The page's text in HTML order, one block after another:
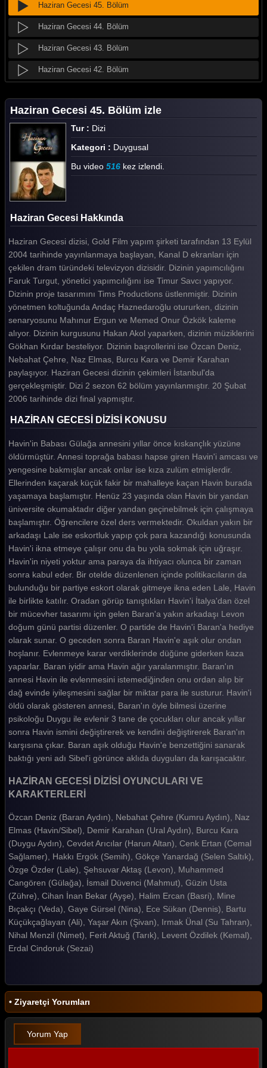
Haziran Gecesi 45. Bölüm
Haziran Gecesi 44. Bölüm
Haziran Gecesi 43. Bölüm
Haziran Gecesi 42. Bölüm
Haziran Gecesi 40. Bölüm
Haziran Gecesi 39. Bölüm
Haziran Gecesi 38. Bölüm
Haziran Gecesi 37. Bölüm
Haziran Gecesi 36. Bölüm
Haziran Gecesi 35. Bölüm
Haziran Gecesi 34. Bölüm
Haziran Gecesi 33. Bölüm
Haziran Gecesi 32. Bölüm
Haziran Gecesi 31. Bölüm
Haziran Gecesi 30. Bölüm
Haziran Gecesi 29. Bölüm
Haziran Gecesi 28. Bölüm
Haziran Gecesi 27. Bölüm
Haziran Gecesi 26. Bölüm
Haziran Gecesi 24. Bölüm
Haziran Gecesi 23. Bölüm
Haziran Gecesi 22. Bölüm
Haziran Gecesi 21. Bölüm
Haziran Gecesi 20. Bölüm
Haziran Gecesi 19. Bölüm
Haziran Gecesi 18. Bölüm
Haziran Gecesi 17. Bölüm
Haziran Gecesi 16. Bölüm
Haziran Gecesi 15. Bölüm
Haziran Gecesi 14. Bölüm
Haziran Gecesi 13. Bölüm
Haziran Gecesi 12. Bölüm
Haziran Gecesi 11. Bölüm
Haziran Gecesi 10. Bölüm
Haziran Gecesi 9. Bölüm
Haziran Gecesi 8. Bölüm
Haziran Gecesi 7. Bölüm
Haziran Gecesi 6. Bölüm
Haziran Gecesi 5. Bölüm
Haziran Gecesi 4. Bölüm
Haziran Gecesi 3. Bölüm
Haziran Gecesi 2. Bölüm
Haziran Gecesi 1. Bölüm
Haziran Gecesi 45. Bölüm izle
Tur : Dizi
Kategori : Duygusal
Bu video 516 kez izlendi.
Haziran Gecesi Hakkında
Haziran Gecesi dizisi, Gold Film yapım şirketi tarafından 13 Eylül
2004 tarihinde yayınlanmaya başlayan, Kanal D ekranları için
çekilen dram türündeki televizyon dizisidir. Dizinin yapımcılığını
Faruk Turgut, yönetici yapımcılığını ise Timur Savcı yapıyor.
Dizinin proje tasarımını Tims Productions üstlenmiştir. Dizinin
yönetmen koltuğunda Andaç Haznedaroğlu otururken, dizinin
senaryosunu Mahınur Ergun ve Memed Onur Özkök kaleme
alıyor. Dizinin kurgusunu Hakan Akol yaparken, dizinin müziklerini
Gökhan Kırdar besteliyor. Dizinin başrollerini ise Özcan Deniz,
Nebahat Çehre, Naz Elmas, Burcu Kara ve Demir Karahan
paylaşıyor. Haziran Gecesi dizinin çekimleri İstanbul'da
gerçekleşmiştir. Dizi 2 sezon 62 bölüm yayınlanmıştır. 20 Şubat
2006 tarihinde dizi final yapmıştır.
HAZİRAN GECESİ DİZİSİ KONUSU
Havin'in Babası Gülağa annesini yıllar önce kıskançlık yüzüne
öldürmüştür. Annesi toprağa babası hapse giren Havin'i amcası ve
yengesine bakmışlar ancak onlar ise kıza zulüm etmişlerdir.
Ellerinden kaçarak küçük fakir bir mahalleye kaçan Havin burada
yaşamaya başlamıştır. Henüz 23 yaşında olan Havin bir yandan
üniversite okumaktadır diğer yandan geçinebilmek için çalışmaya
başlamıştır. Öğrencilere özel ders vermektedir. Okuldan yakın bir
arkadaşı Lale ise eskortluk yapıp çok para kazandığı konusunda
Havin'i ikna etmeye çalışır onu da bu yola sokmak için uğraşır.
Havin'in niyeti yoktur ama paraya da ihtiyacı olunca bir zaman
sonra kabul eder. Bir otelde düzenlenen içinde politikacıların da
bulunduğu bir partiye eskort olarak gitmeye ikna eden Lale, Havin
ile birlikte katılır. Oradan görüp tanıştıkları Havin'i İtalya'dan özel
bir mücevher tasarımı için gelen Baran'a yakın arkadaşı Levon
doğum günü partisi düzenler. O partide de Havin'i Baran'a hediye
olarak sunar. O geceden sonra Baran Havin'e aşık olur ondan
hoşlanır. Evlenmeye karar verdiklerinde düğüne giderken kaza
yaparlar. Baran iyidir ama Havin ağır yaralanmıştır. Baran'ın
annesi Havin ile evlenmesini istemediğinden onu ordan alıp bir
dağ evinde iyileşmesini sağlar bir miktar para ile susturur. Havin'i
öldü olarak gösteren annesi, Baran'ın öyle bilmesi üzerine
psikoloğu Duygu ile evlenir 3 tane de çocukları olur ancak yıllar
sonra Havin ismini değiştirerek ve kendini değiştirerek Baran'ın
karşısına çıkar. Baran aşık olduğu Havin'e benzettiğini sanarak
baktığı yeni adı Sibel'i görünce aklıda duyguları da karışacaktır.
HAZİRAN GECESİ DİZİSİ OYUNCULARI VE
KARAKTERLERİ
Özcan Deniz (Baran Aydın), Nebahat Çehre (Kumru Aydın), Naz
Elmas (Havin/Sibel), Demir Karahan (Ural Aydın), Burcu Kara
(Duygu Aydın), Cevdet Arıcılar (Harun Altan), Cenk Ertan (Cemal
Sağlamer), Hakkı Ergök (Semih), Gökçe Yanardağ (Selen Saltık),
Özge Özder (Lale), Şehsuvar Aktaş (Levon), Muhammed
Cangören (Gülağa), İsmail Düvenci (Mahmut), Güzin Usta
(Zühre), Cihan İnan Bekar (Ayşe), Halim Ercan (Basri), Mine
Bıçakçı (Veda), Gaye Gürsel (Nina), Ece Sükan (Dennis), Bartu
Küçükçağlayan (Ali), Yaşar Akın (Şivan), Irmak Ünal (Su Tahran),
Nihal Menzil (Nimet), Ferit Aktuğ (Tarık), Levent Özdilek (Kemal),
Erdal Cindoruk (Sezai)
• Ziyaretçi Yorumları
Yorum Yap